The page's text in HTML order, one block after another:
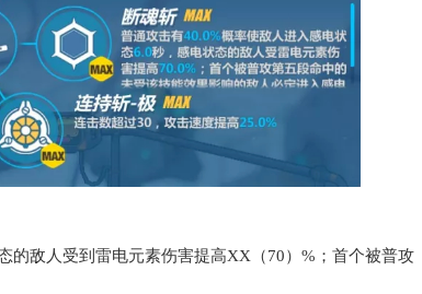
的敌人受到雷电元素伤害提高XX（70）%；首个被普攻